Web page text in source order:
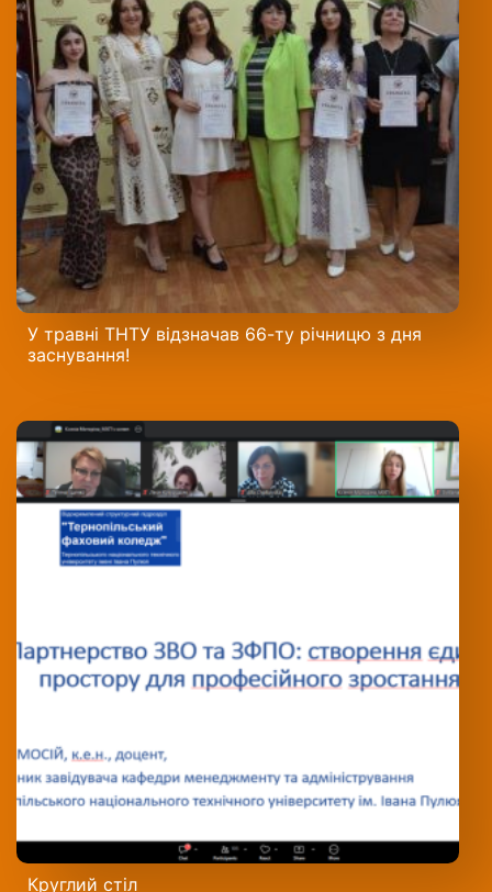
У травні ТНТУ відзначав 66-ту річницю з дня
заснування!
Круглий стіл